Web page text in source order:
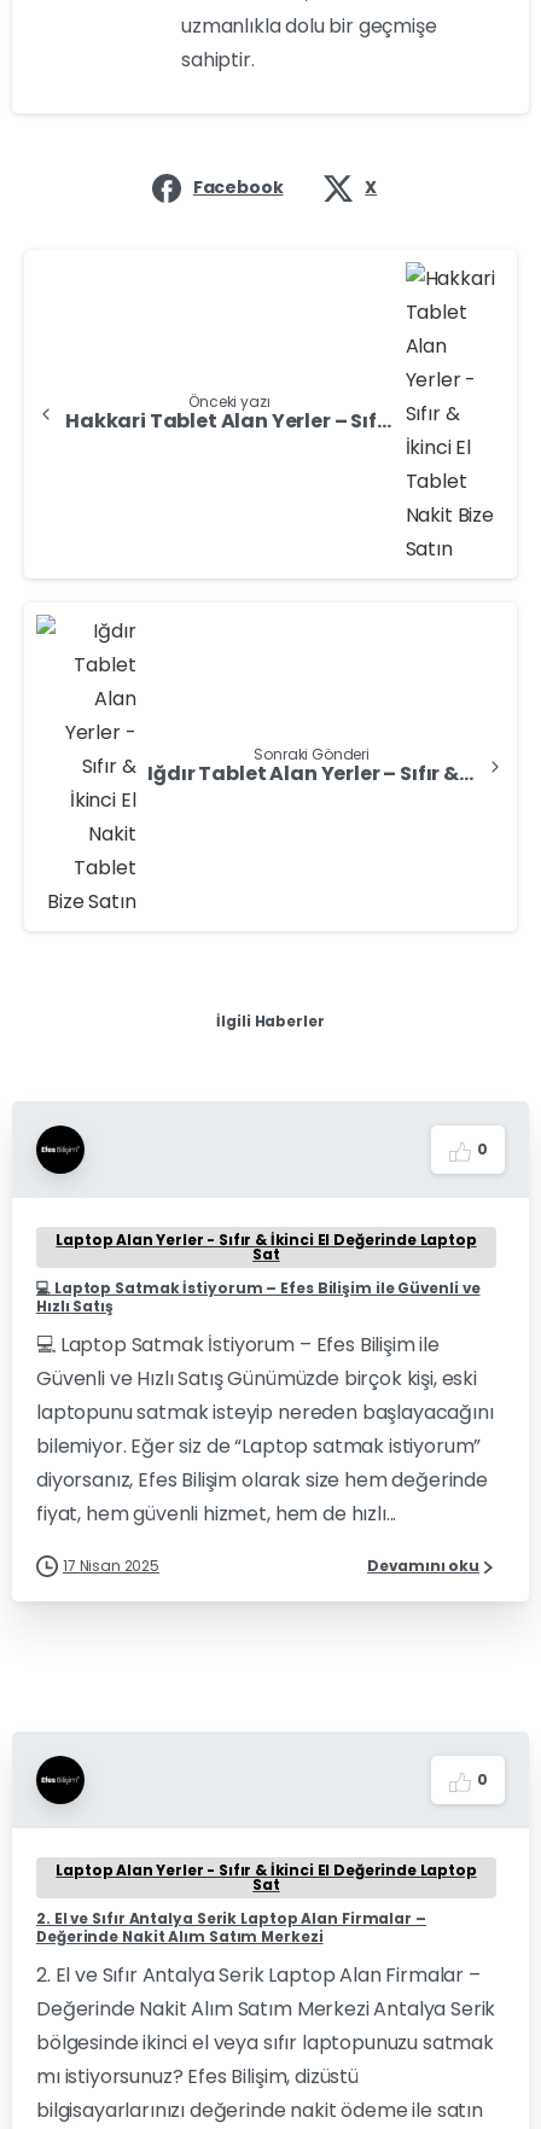
uzmanlıkla dolu bir geçmişe
sahiptir.
Facebook X
Önceki yazı
Hakkari Tablet Alan Yerler – Sıfır & İkinci El Tablet Nakit Bize Satın
Sonraki Gönderi
Iğdır Tablet Alan Yerler – Sıfır & İkinci El Nakit Tablet Bize Satın
İlgili Haberler
0
Laptop Alan Yerler - Sıfır & İkinci El Değerinde Laptop
Sat
💻 Laptop Satmak İstiyorum – Efes Bilişim ile Güvenli ve
Hızlı Satış
💻 Laptop Satmak İstiyorum – Efes Bilişim ile
Güvenli ve Hızlı Satış Günümüzde birçok kişi, eski
laptopunu satmak isteyip nereden başlayacağını
bilemiyor. Eğer siz de “Laptop satmak istiyorum”
diyorsanız, Efes Bilişim olarak size hem değerinde
fiyat, hem güvenli hizmet, hem de hızlı...
17 Nisan 2025 Devamını oku
0
Laptop Alan Yerler - Sıfır & İkinci El Değerinde Laptop
Sat
2. El ve Sıfır Antalya Serik Laptop Alan Firmalar –
Değerinde Nakit Alım Satım Merkezi
2. El ve Sıfır Antalya Serik Laptop Alan Firmalar –
Değerinde Nakit Alım Satım Merkezi Antalya Serik
bölgesinde ikinci el veya sıfır laptopunuzu satmak
mı istiyorsunuz? Efes Bilişim, dizüstü
bilgisayarlarınızı değerinde nakit ödeme ile satın